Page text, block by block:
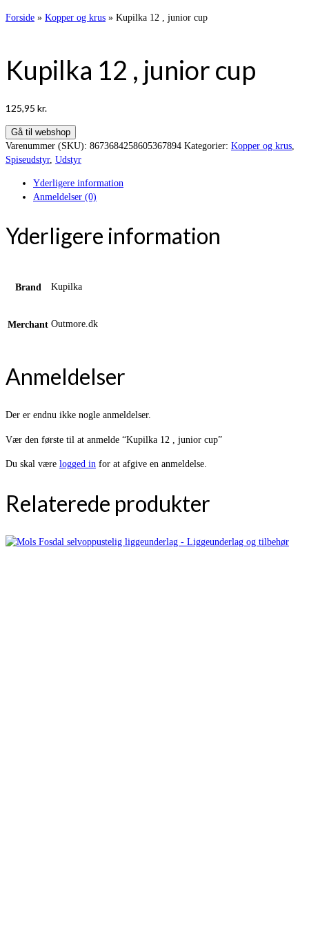
Forside » Kopper og krus » Kupilka 12 , junior cup
Kupilka 12 , junior cup
125,95 kr.
Gå til webshop
Varenummer (SKU): 8673684258605367894 Kategorier: Kopper og krus
Spiseudstyr, Udstyr
Yderligere information
Anmeldelser (0)
Yderligere information
Brand Kupilka
Merchant Outmore.dk
Anmeldelser
Der er endnu ikke nogle anmeldelser.
Vær den første til at anmelde “Kupilka 12 , junior cup”
Du skal være logged in for at afgive en anmeldelse.
Relaterede produkter